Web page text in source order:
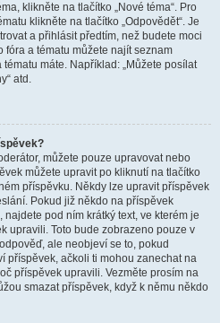
klikněte na tlačítko „Nové téma“. Pro
klikněte na tlačítko „Odpovědět“. Je
a přihlásit předtím, než budete moci
a tématu můžete najít seznam
máte. Například: „Můžete posílat
atd.
můžete pouze upravovat nebo
můžete upravit po kliknutí na tlačítko
příspěvku. Někdy lze upravit příspěvek
Pokud již někdo na příspěvek
pod ním krátký text, ve kterém je
upravili. Toto bude zobrazeno pouze v
ale neobjeví se to, pokud
příspěvek, ačkoli ti mohou zanechat na
příspěvek upravili. Vezměte prosím na
smazat příspěvek, když k němu někdo